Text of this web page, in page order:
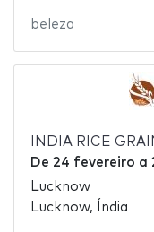
beleza
INDIA RICE
De 24 fevereiro a
Lucknow
Lucknow, Índia